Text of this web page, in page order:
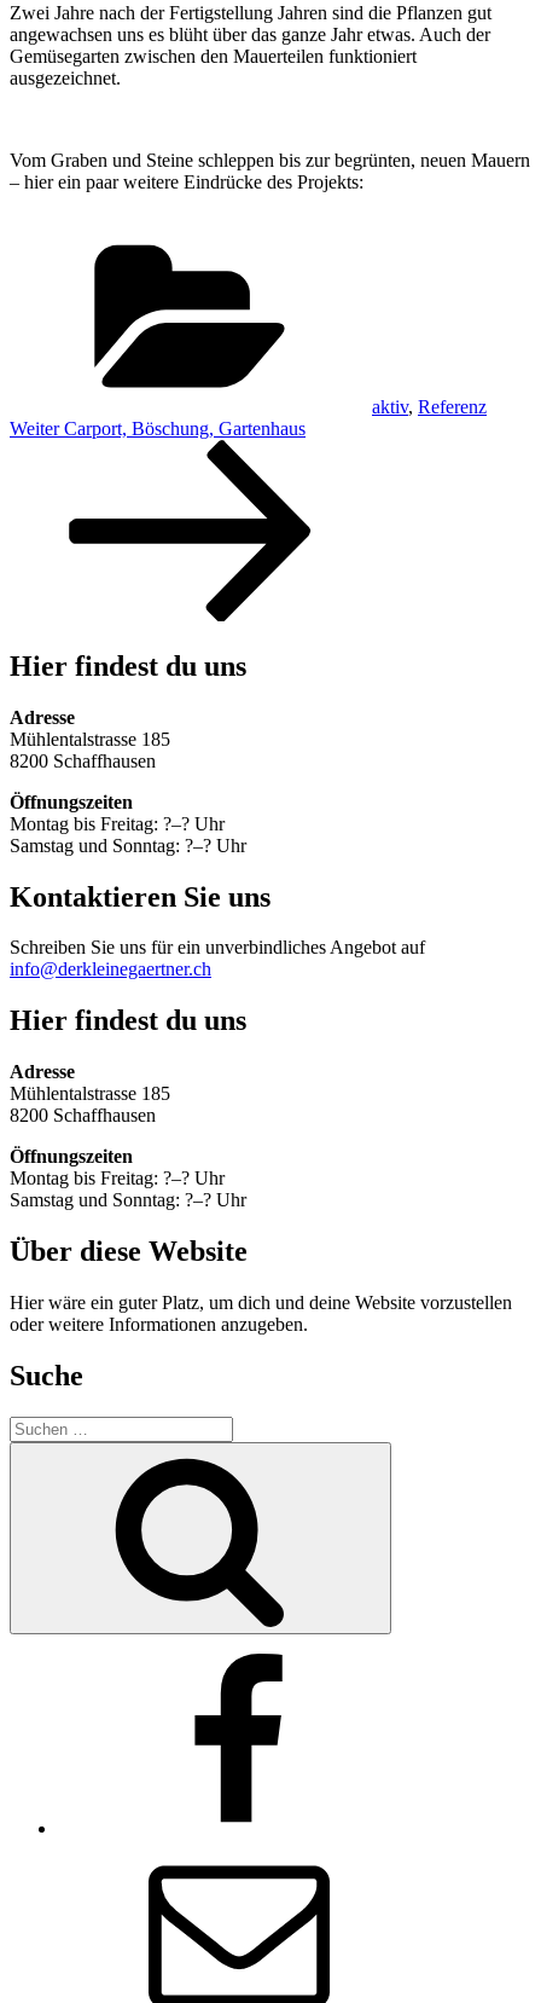
Zwei Jahre nach der Fertigstellung Jahren sind die Pflanzen gut
angewachsen uns es blüht über das ganze Jahr etwas. Auch der
Gemüsegarten zwischen den Mauerteilen funktioniert
ausgezeichnet.
Vom Graben und Steine schleppen bis zur begrünten, neuen Mauern
– hier ein paar weitere Eindrücke des Projekts:
aktiv, Referenz
Beitragsnavigation
Nächster
Weiter Carport, Böschung, Gartenhaus
Hier findest du uns
Adresse
Mühlentalstrasse 185
8200 Schaffhausen
Öffnungszeiten
Montag bis Freitag: ?–? Uhr
Samstag und Sonntag: ?–? Uhr
Kontaktieren Sie uns
Schreiben Sie uns für ein unverbindliches Angebot auf
info@derkleinegaertner.ch
Hier findest du uns
Adresse
Mühlentalstrasse 185
8200 Schaffhausen
Öffnungszeiten
Montag bis Freitag: ?–? Uhr
Samstag und Sonntag: ?–? Uhr
Über diese Website
Hier wäre ein guter Platz, um dich und deine Website vorzustellen
oder weitere Informationen anzugeben.
Suche
Suche
nach: